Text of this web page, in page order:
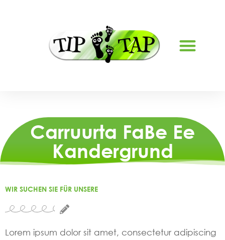
Carruurta FaBe Ee
Kandergrund
WIR SUCHEN SIE FÜR UNSERE
Lorem ipsum dolor sit amet, consectetur adipiscing